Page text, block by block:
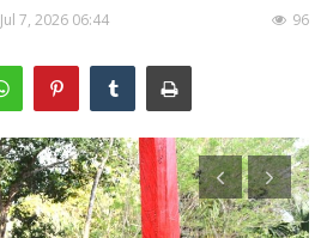
Jul 7, 2026 06:44 96